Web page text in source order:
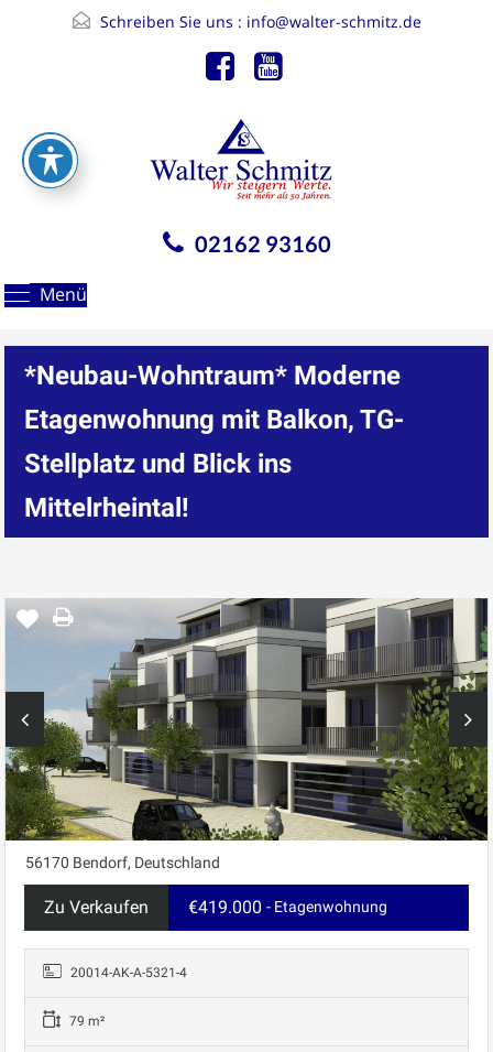
Schreiben Sie uns : info@walter-schmitz.de
02162 93160
Menü
*Neubau-Wohntraum* Moderne
Etagenwohnung mit Balkon, TG-
Stellplatz und Blick ins
Mittelrheintal!
56170 Bendorf, Deutschland
Zu Verkaufen €419.000 - Etagenwohnung
20014-AK-A-5321-4
79 m²